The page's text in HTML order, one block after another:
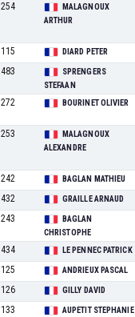
254
MALAGNOUX
ARTHUR
115 DIARD PETER
483
SPRENGERS
STEFAAN
272 BOURINET OLIVIER
253
MALAGNOUX
ALEXANDRE
242 BAGLAN MATHIEU
432 GRAILLE ARNAUD
243
BAGLAN
CHRISTOPHE
434 LE PENNEC PATRICK
125 ANDRIEUX PASCAL
126 GILLY DAVID
133 AUPETIT STEPHANIE